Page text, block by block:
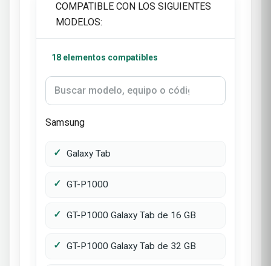
COMPATIBLE CON LOS SIGUIENTES
MODELOS:
18 elementos compatibles
Samsung
Galaxy Tab
GT-P1000
GT-P1000 Galaxy Tab de 16 GB
GT-P1000 Galaxy Tab de 32 GB